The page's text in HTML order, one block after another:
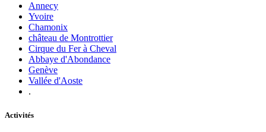
Annecy
Yvoire
Chamonix
château de Montrottier
Cirque du Fer à Cheval
Abbaye d'Abondance
Genève
Vallée d'Aoste
.
Activités